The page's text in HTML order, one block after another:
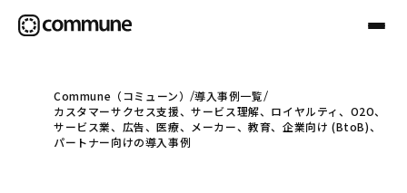
Communeについて
Commune（コミューン）
導入事例一覧
カスタマーサクセス支援、サービス理解、ロイヤルティ、O2O、
サービス業、広告、医療、メーカー、教育、企業向け (BtoB)、
パートナー向けの導入事例